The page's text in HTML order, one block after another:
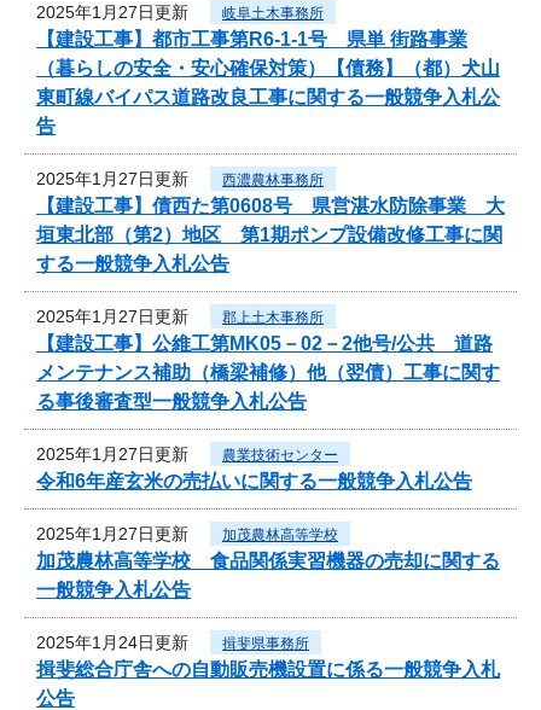
2025年1月27日更新 岐阜土木事務所
【建設工事】都市工事第R6-1-1号 県単 街路事業
（暮らしの安全・安心確保対策）【債務】（都）犬山
東町線バイパス道路改良工事に関する一般競争入札公
告
2025年1月27日更新 西濃農林事務所
【建設工事】債西た第0608号 県営湛水防除事業 大
垣東北部（第2）地区 第1期ポンプ設備改修工事に関
する一般競争入札公告
2025年1月27日更新 郡上土木事務所
【建設工事】公維工第MK05－02－2他号/公共 道路
メンテナンス補助（橋梁補修）他（翌債）工事に関す
る事後審査型一般競争入札公告
2025年1月27日更新 農業技術センター
令和6年産玄米の売払いに関する一般競争入札公告
2025年1月27日更新 加茂農林高等学校
加茂農林高等学校 食品関係実習機器の売却に関する
一般競争入札公告
2025年1月24日更新 揖斐県事務所
揖斐総合庁舎への自動販売機設置に係る一般競争入札
公告